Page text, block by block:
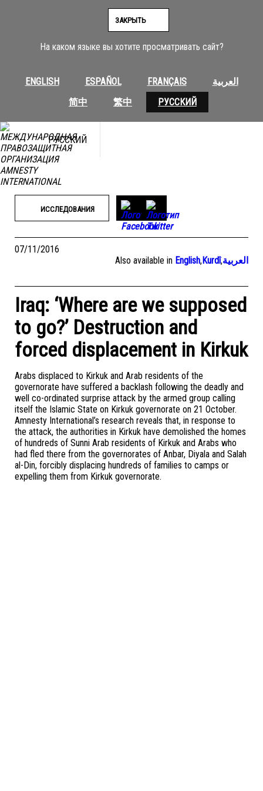
На каком языке вы хотите просматривать сайт?
ENGLISH ESPAÑOL FRANÇAIS
العربية
简中
繁中 РУССКИЙ
ЗАКРЫТЬ
РУССКИЙ
ИССЛЕДОВАНИЯ
07/11/2016
Also available in English,Kurdî,العربية
Iraq: ‘Where are we supposed
to go?’ Destruction and
forced displacement in Kirkuk
Arabs displaced to Kirkuk and Arab residents of the
governorate have suffered a backlash following the deadly and
well co-ordinated surprise attack by the armed group calling
itself the Islamic State on Kirkuk governorate on 21 October.
Amnesty International’s research reveals that, in response to
the attack, the authorities in Kirkuk have demolished the homes
of hundreds of Sunni Arab residents of Kirkuk and Arabs who
had fled there from the governorates of Anbar, Diyala and Salah
al-Din, forcibly displacing hundreds of families to camps or
expelling them from Kirkuk governorate.